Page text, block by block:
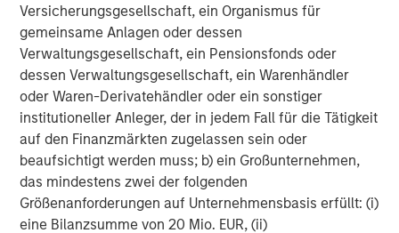
Versicherungsgesellschaft, ein Organismus für
gemeinsame Anlagen oder dessen
Verwaltungsgesellschaft, ein Pensionsfonds oder
dessen Verwaltungsgesellschaft, ein Warenhändler
oder Waren-Derivatehändler oder ein sonstiger
institutioneller Anleger, der in jedem Fall für die Tätigkeit
auf den Finanzmärkten zugelassen sein oder
beaufsichtigt werden muss; b) ein Großunternehmen,
das mindestens zwei der folgenden
Größenanforderungen auf Unternehmensbasis erfüllt: (i)
eine Bilanzsumme von 20 Mio. EUR, (ii)
David N. Miller
Managing Director